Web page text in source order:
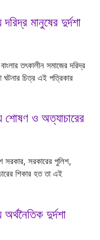
মানুষের দুর্দশা
তৎকালীন সমাজের দরিদ্র
ঘটনার চিত্র এই পত্রিকার
শোষণ ও অত্যাচারের
সরকার, সরকারের পুলিশ,
শিকার হত তা এই
দুর্দশা